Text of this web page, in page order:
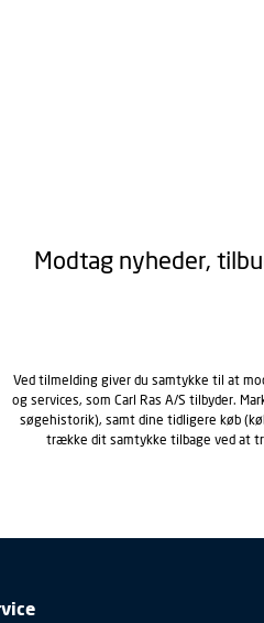
Modtag nyheder,
Ved tilmelding giver du samtykke til at
og services, som Carl Ras A/S tilbyder.
søgehistorik), samt dine tidligere køb
trække dit samtykke tilbage ved at